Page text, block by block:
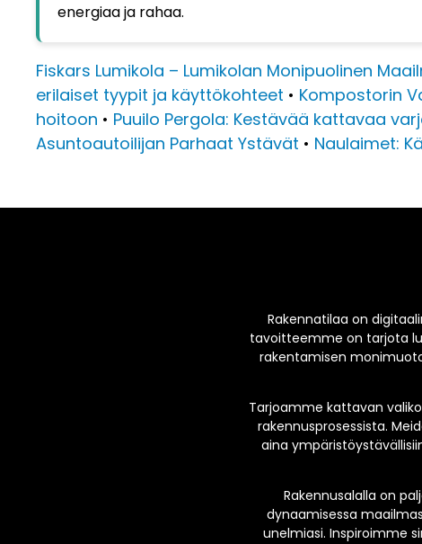
energiaa ja rahaa.
Fiskars Lumikola – Lumikolan Monipuolinen
erilaiset tyypit ja käyttökohteet • Kompostorin
hoitoon • Puuilo Pergola: Kestävää kattavaa
Asuntoautoilijan Parhaat Ystävät • Naulaimet:
Rakennatilaa on
tavoitteemme on tarjota
rakentamisen
Tarjoamme kattavan
rakennusprosessista.
aina
Rakennusalalla on
dynaamisessa
unelmiasi. Inspiroimme